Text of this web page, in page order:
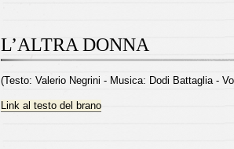
L’ALTRA DONNA
(Testo: Valerio Negrini - Musica: Dodi Battaglia -
Link al testo del brano